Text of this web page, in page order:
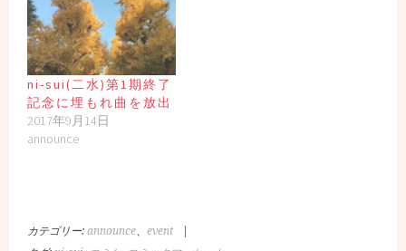
ni-sui(二水)第1期終了
記念に埋もれ曲を放出
2017年9月14日
announce
カテゴリー:announce、event